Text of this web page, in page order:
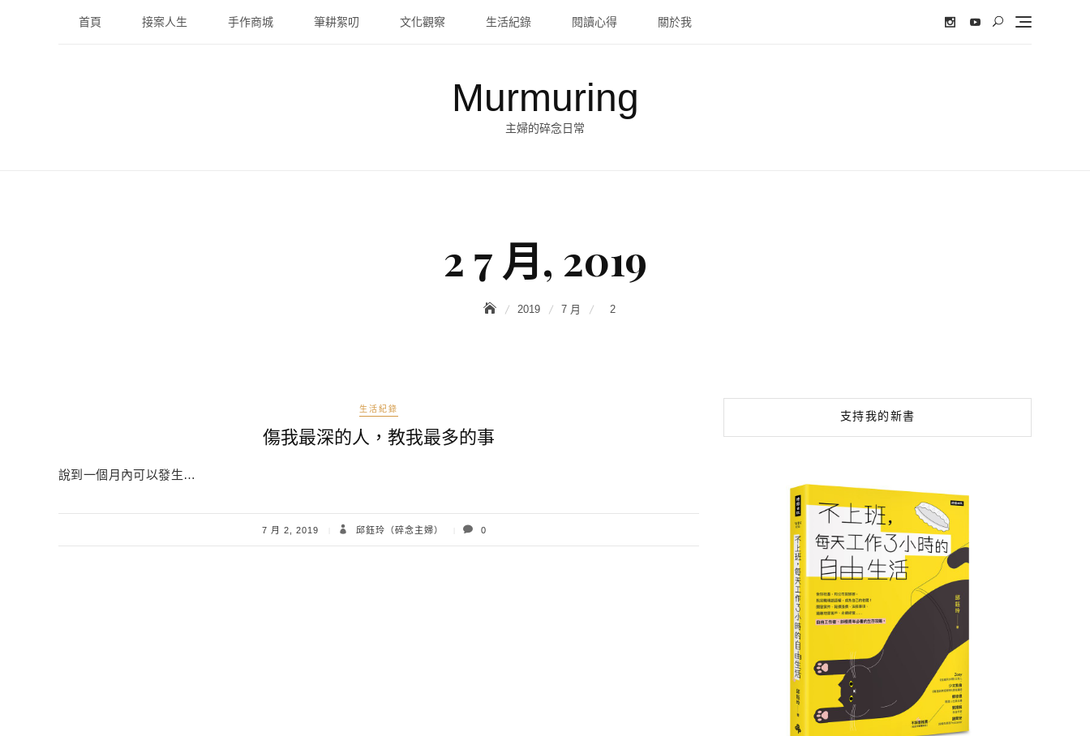
首頁 接案人生 手作商城 筆耕絮叨 文化觀察 生活紀錄 閱讀心得 關於我
Murmuring
主婦的碎念日常
2 7 月, 2019
2019 7 月 2
生活紀錄
傷我最深的人，教我最多的事
說到一個月內可以發生…
7 月 2, 2019 邱鈺玲（碎念主婦） 0
支持我的新書